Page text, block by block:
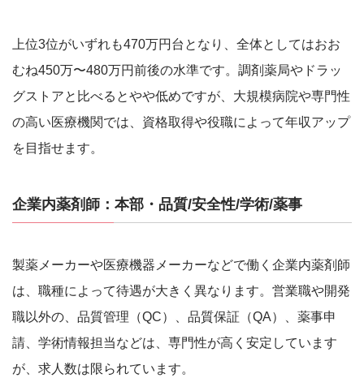
上位3位がいずれも470万円台となり、全体としてはおお
むね450万〜480万円前後の水準です。調剤薬局やドラッ
グストアと比べるとやや低めですが、大規模病院や専門性
の高い医療機関では、資格取得や役職によって年収アップ
を目指せます。
企業内薬剤師：本部・品質/安全性/学術/薬事
製薬メーカーや医療機器メーカーなどで働く企業内薬剤師
は、職種によって待遇が大きく異なります。営業職や開発
職以外の、品質管理（QC）、品質保証（QA）、薬事申
請、学術情報担当などは、専門性が高く安定しています
が、求人数は限られています。